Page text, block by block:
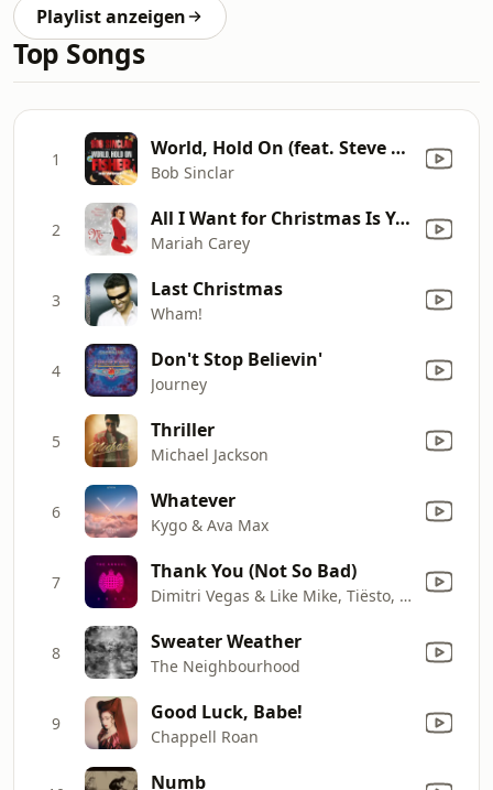
Playlist anzeigen
Top Songs
1 World, Hold On (feat. Steve Edwards) [FISHER Rework]
Bob Sinclar
2 All I Want for Christmas Is You
Mariah Carey
3 Last Christmas
Wham!
4 Don't Stop Believin'
Journey
5 Thriller
Michael Jackson
6 Whatever
Kygo & Ava Max
7 Thank You (Not So Bad)
Dimitri Vegas & Like Mike, Tiësto, Dido, W&W, Dimitri Vegas & Like Mike
8 Sweater Weather
The Neighbourhood
9 Good Luck, Babe!
Chappell Roan
Numb